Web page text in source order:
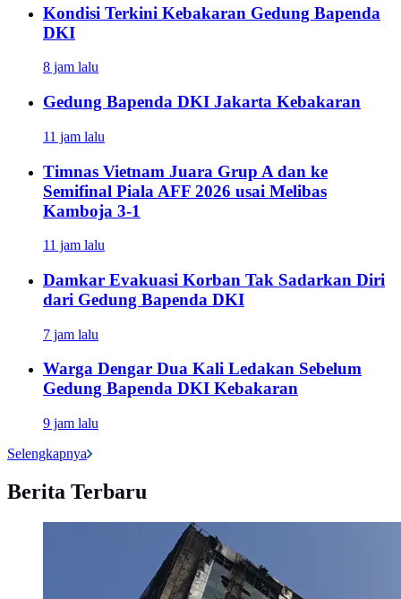
Kondisi Terkini Kebakaran Gedung Bapenda
DKI
8 jam lalu
Gedung Bapenda DKI Jakarta Kebakaran
11 jam lalu
Timnas Vietnam Juara Grup A dan ke
Semifinal Piala AFF 2026 usai Melibas
Kamboja 3-1
11 jam lalu
Damkar Evakuasi Korban Tak Sadarkan Diri
dari Gedung Bapenda DKI
7 jam lalu
Warga Dengar Dua Kali Ledakan Sebelum
Gedung Bapenda DKI Kebakaran
9 jam lalu
Selengkapnya
Berita Terbaru